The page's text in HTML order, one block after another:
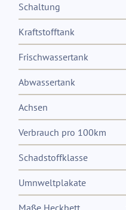
Schaltung
Kraftstofftank
Frischwassertank
Abwassertank
Achsen
Verbrauch pro 100km
Schadstoffklasse
Umnweltplakate
Maße Heckbett